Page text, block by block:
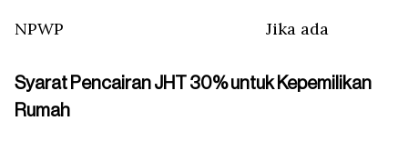
NPWP Jika ada
Syarat Pencairan JHT 30% untuk Kepemilikan
Rumah